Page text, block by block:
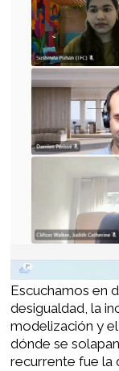
Escuchamos en
desigualdad, la
modelización y
dónde se
recurrente fue la